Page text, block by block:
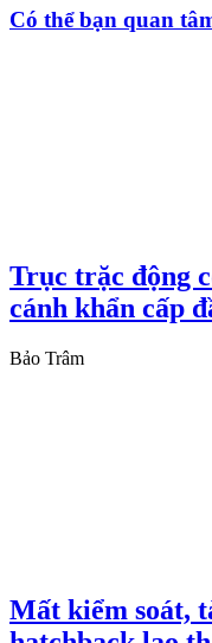
Có thể bạn quan
Trục trặc động
cánh khẩn cấp
Bảo Trâm
Mất kiểm soát,